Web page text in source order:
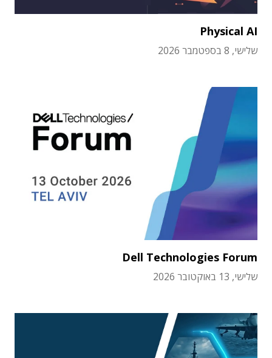
Physical AI
שלישי, 8 בספטמבר 2026
Dell Technologies Forum
שלישי, 13 באוקטובר 2026